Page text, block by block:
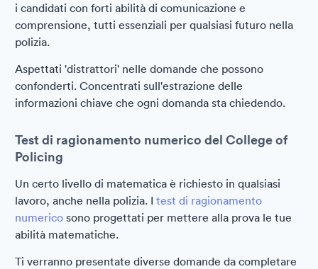
i candidati con forti abilità di comunicazione e
comprensione, tutti essenziali per qualsiasi futuro nella
polizia.
Aspettati 'distrattori' nelle domande che possono
confonderti. Concentrati sull'estrazione delle
informazioni chiave che ogni domanda sta chiedendo.
Test di ragionamento numerico del College of
Policing
Un certo livello di matematica è richiesto in qualsiasi
lavoro, anche nella polizia. I test di ragionamento
numerico sono progettati per mettere alla prova le tue
abilità matematiche.
Ti verranno presentate diverse domande da completare